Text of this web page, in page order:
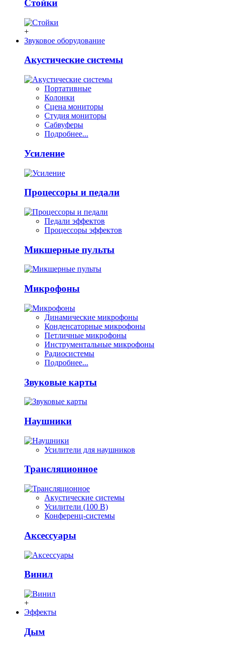
Стойки
+
Звуковое оборудование
Акустические системы
Портативные
Колонки
Сцена мониторы
Студия мониторы
Сабвуферы
Подробнее...
Усиление
Процессоры и педали
Педали эффектов
Процессоры эффектов
Микшерные пульты
Микрофоны
Динамические микрофоны
Конденсаторные микрофоны
Петличные микрофоны
Инструментальные микрофоны
Радиосистемы
Подробнее...
Звуковые карты
Наушники
Усилители для наушников
Трансляционное
Акустические системы
Усилители (100 В)
Конференц-системы
Аксессуары
Винил
+
Эффекты
Дым